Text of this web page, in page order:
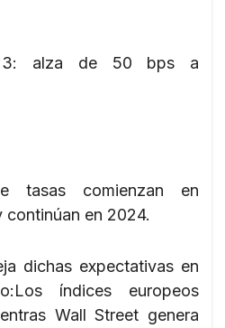
alza de 50 bps a
tasas comienzan en
en 2024.
dichas expectativas en
índices europeos
Wall Street genera